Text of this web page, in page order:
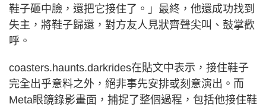
鞋子砸中臉，還把它接住了。」最終，他還成功找到
失主，將鞋子歸還，對方友人見狀齊聲尖叫、鼓掌歡
呼。
coasters.haunts.darkrides在貼文中表示，接住鞋子
完全出乎意料之外，絕非事先安排或刻意演出。而
Meta眼鏡錄影畫面，捕捉了整個過程，包括他接住鞋